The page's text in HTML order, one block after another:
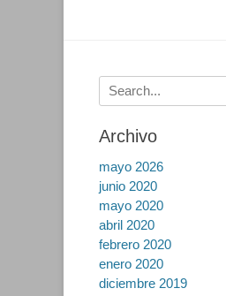
Buscar:
Archivo
mayo 2026
junio 2020
mayo 2020
abril 2020
febrero 2020
enero 2020
diciembre 2019